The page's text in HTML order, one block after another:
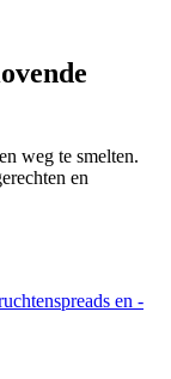
weg te smelten.
en
en -